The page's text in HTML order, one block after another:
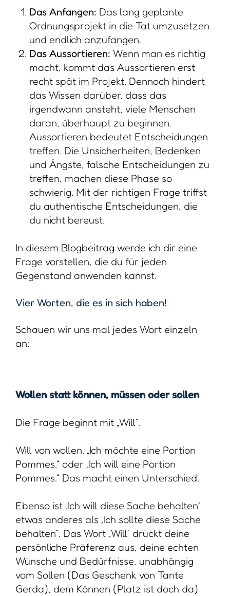
Das Anfangen: Das lang geplante
Ordnungsprojekt in die Tat umzusetzen
und endlich anzufangen.
Das Aussortieren: Wenn man es richtig
macht, kommt das Aussortieren erst
recht spät im Projekt. Dennoch hindert
das Wissen darüber, dass das
irgendwann ansteht, viele Menschen
daran, überhaupt zu beginnen.
Aussortieren bedeutet Entscheidungen
treffen. Die Unsicherheiten, Bedenken
und Ängste, falsche Entscheidungen zu
treffen, machen diese Phase so
schwierig. Mit der richtigen Frage triffst
du authentische Entscheidungen, die
du nicht bereust.
In diesem Blogbeitrag werde ich dir eine
Frage vorstellen, die du für jeden
Gegenstand anwenden kannst.
Vier Worten, die es in sich haben!
Schauen wir uns mal jedes Wort einzeln
an:
Wollen statt können, müssen oder sollen
Die Frage beginnt mit „Will“.
Will von wollen. „Ich möchte eine Portion
Pommes.“ oder „Ich will eine Portion
Pommes.“ Das macht einen Unterschied.
Ebenso ist „Ich will diese Sache behalten“
etwas anderes als „Ich sollte diese Sache
behalten“. Das Wort „Will“ drückt deine
persönliche Präferenz aus, deine echten
Wünsche und Bedürfnisse, unabhängig
vom Sollen (Das Geschenk von Tante
Gerda), dem Können (Platz ist doch da)